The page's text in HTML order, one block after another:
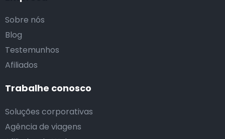
Sobre nós
Blog
Testemunhos
Afiliados
Trabalhe conosco
Soluções corporativas
Agência de viagens